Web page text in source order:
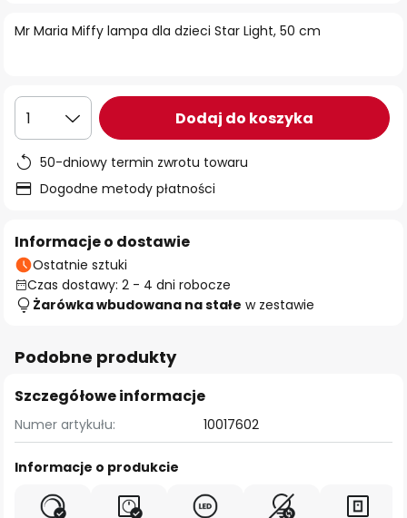
Mr Maria Miffy lampa dla dzieci Star Light, 50 cm
1 Dodaj do koszyka
50-dniowy termin zwrotu towaru
Dogodne metody płatności
Informacje o dostawie
Ostatnie sztuki
Czas dostawy: 2 - 4 dni robocze
Żarówka wbudowana na stałe w zestawie
Podobne produkty
Szczegółowe informacje
Numer artykułu: 10017602
Informacje o produkcie